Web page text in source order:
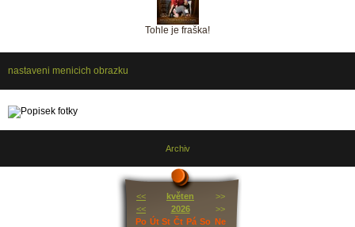
Tohle je fraška!
nastaveni menicich obrazku
Archiv
<< květen
>>
<<
2026
>>
Po Út St Čt Pá So Ne